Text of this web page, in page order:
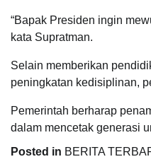
“Bapak Presiden ingin
kata Supratman.
Selain memberikan
peningkatan kedisiplinan,
Pemerintah berharap
dalam mencetak generasi
Posted in BERITA